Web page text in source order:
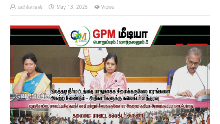
ஊர்க்காரன் May 13, 2026 Views